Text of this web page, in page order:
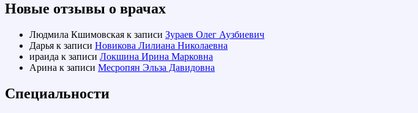
Новые отзывы о врачах
Людмила Кшимовская к записи Зураев Олег Аузбиевич
Дарья к записи Новикова Лилиана Николаевна
ираида к записи Локшина Ирина Марковна
Арина к записи Месропян Эльза Давидовна
Специальности